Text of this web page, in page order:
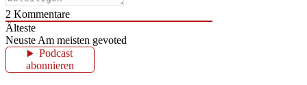
2 Kommentare
Älteste
Neuste Am meisten gevoted
Podcast
abonnieren